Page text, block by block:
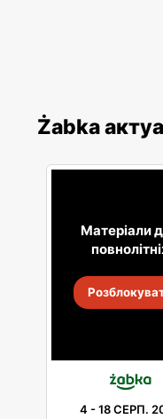
Żabka
Матеріали
4 -18 СЕРП.